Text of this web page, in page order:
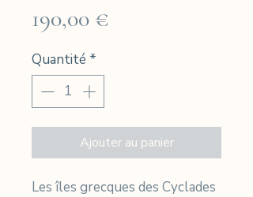
190,00 €
Quantité *
Ajouter au panier
Les îles grecques des Cyclades